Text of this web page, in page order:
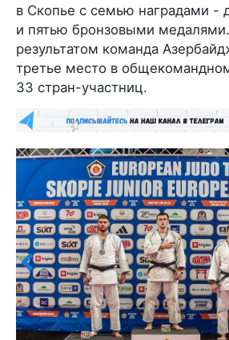
в Скопье с семью наградами -
и пятью бронзовыми
результатом команда
третье место в
33 стран-участниц.